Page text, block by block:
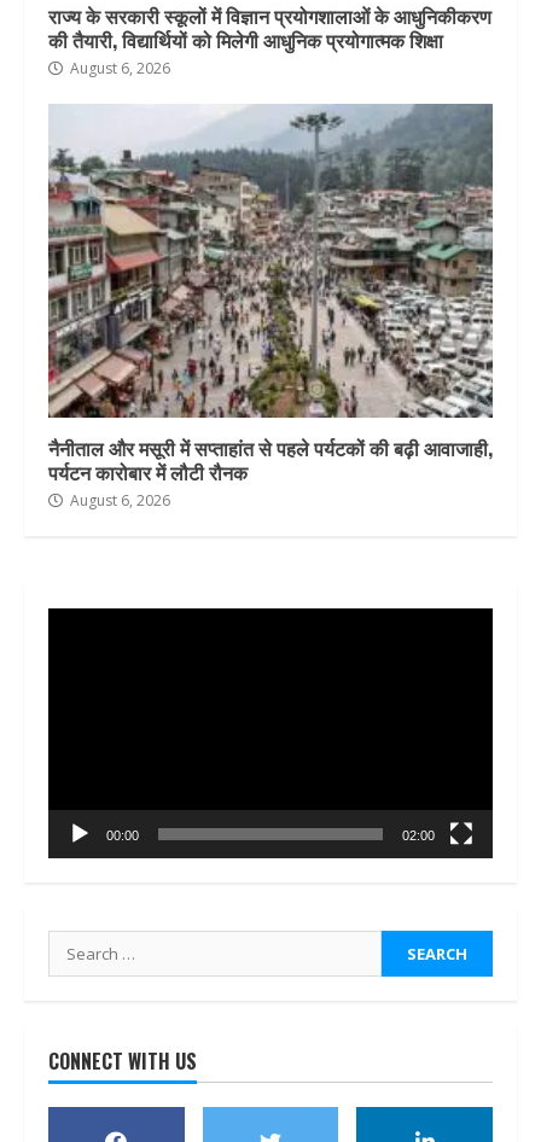
राज्य के सरकारी स्कूलों में विज्ञान प्रयोगशालाओं के आधुनिकीकरण
की तैयारी, विद्यार्थियों को मिलेगी आधुनिक प्रयोगात्मक शिक्षा
August 6, 2026
नैनीताल और मसूरी में सप्ताहांत से पहले पर्यटकों की बढ़ी आवाजाही,
पर्यटन कारोबार में लौटी रौनक
August 6, 2026
00:00 02:00
Search
for:
CONNECT WITH US